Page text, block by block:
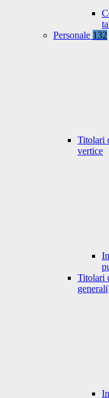
Personale 132
Titolari
vertice
Titolari